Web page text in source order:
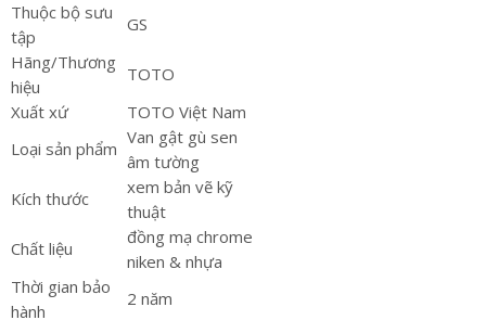
Thuộc bộ sưu
tập
GS
Hãng/Thương
hiệu
TOTO
Xuất xứ
TOTO Việt Nam
Loại sản phẩm
Van gật gù sen
âm tường
Kích thước
xem bản vẽ kỹ
thuật
Chất liệu
đồng mạ chrome
niken & nhựa
Thời gian bảo
hành
2 năm